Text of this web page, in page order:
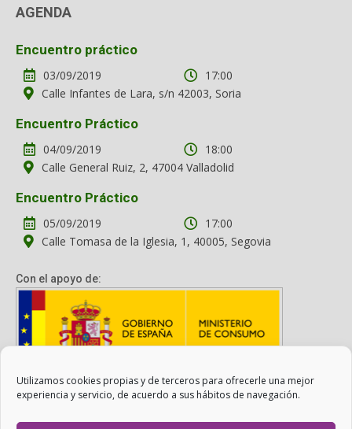
Utilizamos cookies propias y de terceros para ofrecerle una mejor
experiencia y servicio, de acuerdo a sus hábitos de navegación.
AGENDA
Encuentro práctico
03/09/2019
17:00
Calle Infantes de Lara, s/n 42003, Soria
Encuentro Práctico
04/09/2019
18:00
Calle General Ruiz, 2, 47004 Valladolid
Encuentro Práctico
05/09/2019
17:00
Calle Tomasa de la Iglesia, 1, 40005, Segovia
Con el apoyo de:
Con el apoyo del Ministerio de Consumo. Su contenido es
responsabilidad exclusiva de la asociación.